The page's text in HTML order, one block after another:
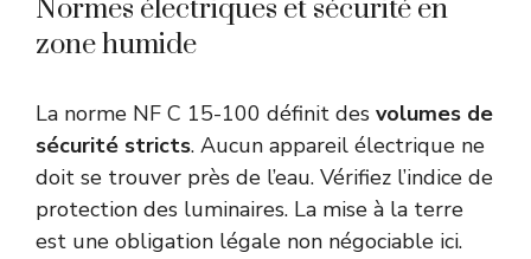
Normes électriques et sécurité en
zone humide
La norme NF C 15-100 définit des volumes de
sécurité stricts. Aucun appareil électrique ne
doit se trouver près de l’eau. Vérifiez l’indice de
protection des luminaires. La mise à la terre
est une obligation légale non négociable ici.